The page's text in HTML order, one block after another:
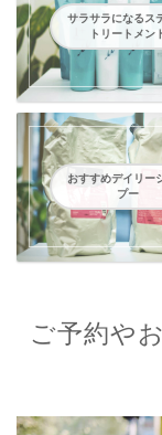
サラサラになるス
トリートメン
おすすめデイリー
プー
ご予約や